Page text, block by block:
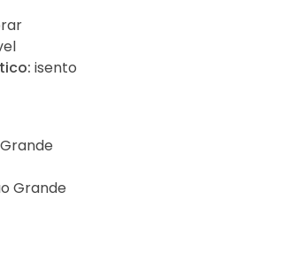
isento
Grande